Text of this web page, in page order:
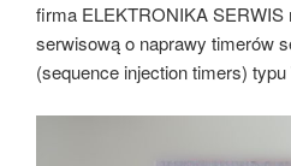
firma ELEKTRONIKA SERWIS
serwisową o naprawy timerów
(sequence injection timers) typu